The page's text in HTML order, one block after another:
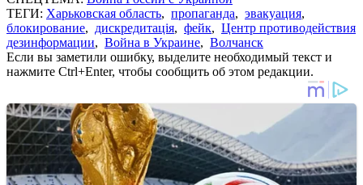
ТЕГИ: Харьковская область, пропаганда, эвакуация,
блокирование, дискредитація, фейк, Центр противодействия
дезинформации, Война в Украине, Волчанск
Если вы заметили ошибку, выделите необходимый текст и
нажмите Ctrl+Enter, чтобы сообщить об этом редакции.